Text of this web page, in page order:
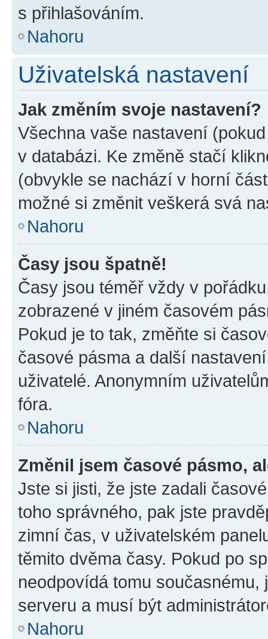
s přihlašováním.
Nahoru
Uživatelská nastavení
Jak změním svoje nastavení?
Všechna vaše nastavení
v databázi. Ke změně stačí
(obvykle se nachází v horní
možné si změnit veškerá svá
Nahoru
Časy jsou špatně!
Časy jsou téměř vždy v
zobrazené v jiném časovém
Pokud je to tak, změňte si
časové pásma a další
uživatelé. Anonymním
fóra.
Nahoru
Změnil jsem časové pásmo,
Jste si jisti, že jste zadali
toho správného, pak jste
zimní čas, v uživatelském
těmito dvěma časy. Pokud po
neodpovídá tomu
serveru a musí být
Nahoru